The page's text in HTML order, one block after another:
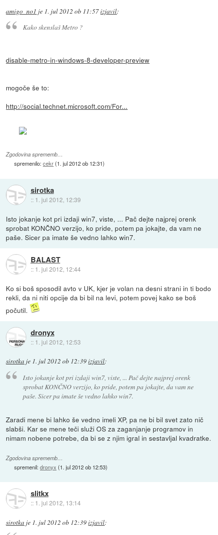
amigo_no1 je 1. jul 2012 ob 11:57izjavil:
Kako skenslaš Metro ?
disable-metro-in-windows-8-developer-preview
mogoče še to:
http://social.technet.microsoft.com/For...
Zgodovina sprememb…
spremenilo:cekr(1. jul 2012 ob 12:31)
sirotka
:: 1. jul 2012, 12:39
Isto jokanje kot pri izdaji win7, viste, ... Pač dejte najprej orenk
sprobat KONČNO verzijo, ko pride, potem pa jokajte, da vam ne
paše. Sicer pa imate še vedno lahko win7.
BALAST
:: 1. jul 2012, 12:44
Ko si boš sposodil avto v UK, kjer je volan na desni strani in ti bodo
rekli, da ni niti opcije da bi bil na levi, potem povej kako se boš
počutil.
dronyx
:: 1. jul 2012, 12:53
sirotka je 1. jul 2012 ob 12:39izjavil:
Isto jokanje kot pri izdaji win7, viste, ... Pač dejte najprej orenk
sprobat KONČNO verzijo, ko pride, potem pa jokajte, da vam ne
paše. Sicer pa imate še vedno lahko win7.
Zaradi mene bi lahko še vedno imeli XP, pa ne bi bil svet zato nič
slabši. Kar se mene teči služi OS za zaganjanje programov in
nimam nobene potrebe, da bi se z njim igral in sestavljal kvadratke.
Zgodovina sprememb…
spremenil:dronyx (1. jul 2012 ob 12:53)
slitkx
:: 1. jul 2012, 13:14
sirotka je 1. jul 2012 ob 12:39izjavil: